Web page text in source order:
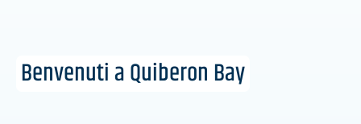
Benvenuti a Quiberon Bay